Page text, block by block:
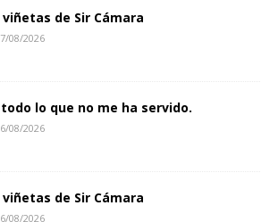
viñetas de Sir Cámara
08/2026
todo lo que no me ha servido.
08/2026
viñetas de Sir Cámara
08/2026